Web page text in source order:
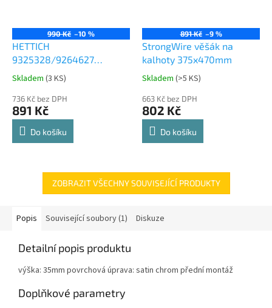
990 Kč –10 %
HETTICH
9325328/9264627
Comfort Spin 360° otočná
police 8kg
Průměrné
produktu
je
4,8
Skladem (3 KS)
736 Kč bez DPH
891 Kč
Do košíku
891 Kč –9 %
StrongWire věšák na
kalhoty 375x470mm
Průměrné
produktu
je
4,8
Skladem (>5 KS)
663 Kč bez DPH
802 Kč
Do košíku
ZOBRAZIT VŠECHNY SOUVISEJÍCÍ PRODUKTY
Popis Související soubory (1) Diskuze
Detailní popis produktu
výška: 35mm povrchová úprava: satin chrom přední montáž
Doplňkové parametry